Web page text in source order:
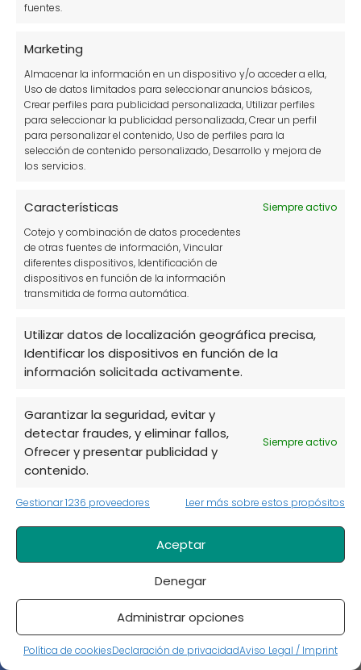
fuentes.
Marketing
Almacenar la información en un dispositivo y/o acceder a ella,
Uso de datos limitados para seleccionar anuncios básicos,
Crear perfiles para publicidad personalizada, Utilizar perfiles
para seleccionar la publicidad personalizada, Crear un perfil
para personalizar el contenido, Uso de perfiles para la
selección de contenido personalizado, Desarrollo y mejora de
los servicios.
Características
Siempre activo
Cotejo y combinación de datos procedentes
de otras fuentes de información, Vincular
diferentes dispositivos, Identificación de
dispositivos en función de la información
transmitida de forma automática.
Utilizar datos de localización geográfica precisa,
Identificar los dispositivos en función de la
información solicitada activamente.
Garantizar la seguridad, evitar y
detectar fraudes, y eliminar fallos,
Ofrecer y presentar publicidad y
contenido.
Siempre activo
Gestionar 1236 proveedores Leer más sobre estos propósitos
Aceptar
Denegar
Administrar opciones
Política de cookiesDeclaración de privacidadAviso Legal / Imprint
★
Tu puntuación:Útil